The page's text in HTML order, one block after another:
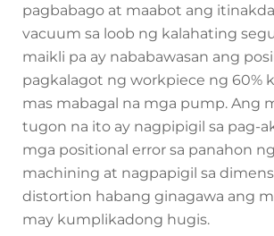
pagbabago at maabot ang
vacuum sa loob ng kalahating
maikli pa ay nababawasan ang
pagkalagot ng workpiece ng 60%
mas mabagal na mga pump. Ang
tugon na ito ay nagpipigil sa pag-
mga positional error sa panahon
machining at nagpapigil sa
distortion habang ginagawa ang
may kumplikadong hugis.